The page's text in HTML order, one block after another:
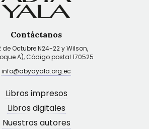
Contáctanos
de Octubre N24-22 y Wilson,
A), Código postal 170525
info@abyayala.org.ec
Libros impresos
Libros digitales
Nuestros autores